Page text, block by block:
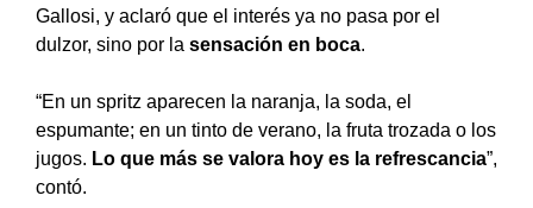
Gallosi, y aclaró que el interés ya no pasa por el
dulzor, sino por la sensación en boca.
“En un spritz aparecen la naranja, la soda, el
espumante; en un tinto de verano, la fruta trozada o los
jugos. Lo que más se valora hoy es la refrescancia”,
contó.